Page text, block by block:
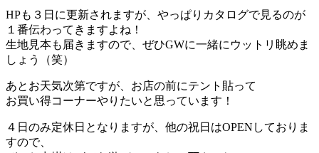
HPも３日に更新されますが、やっぱりカタログで見るのが
１番伝わってきますよね！
生地見本も届きますので、ぜひGWに一緒にウットリ眺めま
しょう（笑）
あとお天気次第ですが、お店の前にテント貼って
お買い得コーナーやりたいと思っています！
４日のみ定休日となりますが、他の祝日はOPENしておりま
すので、